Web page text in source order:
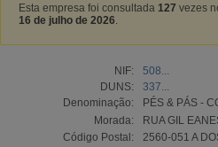
Esta empresa foi consultada 127 vezes
16 de julho de 2026
NIF:
508...
DUNS:
337...
Denominação:
PÉS & PÁS -
Morada:
RUA GIL
Código Postal:
2560-051 A